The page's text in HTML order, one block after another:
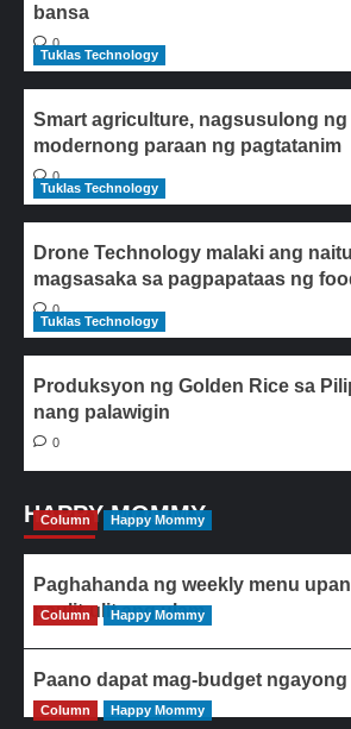
bansa
0
Tuklas Technology
Smart agriculture, nagsusulong ng
modernong paraan ng pagtatanim
0
Tuklas Technology
Drone Technology malaki ang
magsasaka sa pagpapataas ng
0
Tuklas Technology
Produksyon ng Golden Rice sa
nang palawigin
0
HAPPY MOMMY
Column Happy Mommy
Paghahanda ng weekly menu
paulit-ulit ang ulam
Column Happy Mommy
Paano dapat mag-budget
Column Happy Mommy